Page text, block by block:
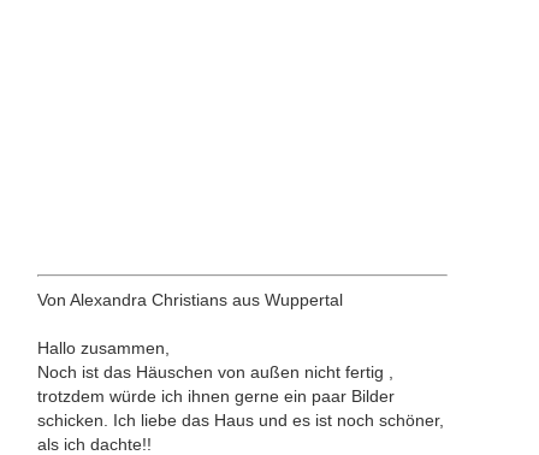
Von Alexandra Christians aus Wuppertal
Hallo zusammen,
Noch ist das Häuschen von außen nicht fertig ,
trotzdem würde ich ihnen gerne ein paar Bilder
schicken. Ich liebe das Haus und es ist noch schöner,
als ich dachte!!